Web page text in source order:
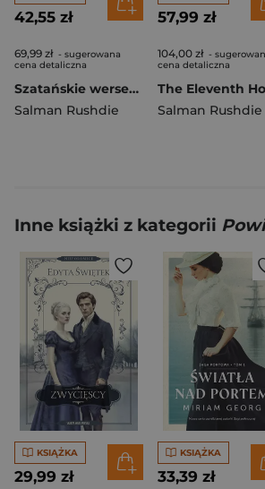
42,55 zł
69,99 zł - sugerowana
cena detaliczna
Szatańskie wersety. Mistrzowie literatury
Salman Rushdie
57,99 zł
104,00 zł -
cena detaliczna
The Eleventh
Salman Rushdie
Inne książki z kategorii
KSIĄŻKA
29,99 zł
KSIĄŻKA
33,39 zł